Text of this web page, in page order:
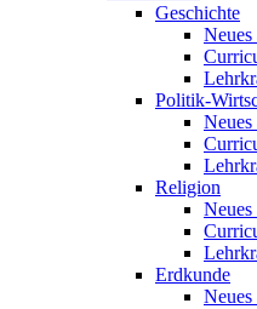
Geschichte
Neues
Politik-
Neues
Religion
Neues
Erdkunde
Neues